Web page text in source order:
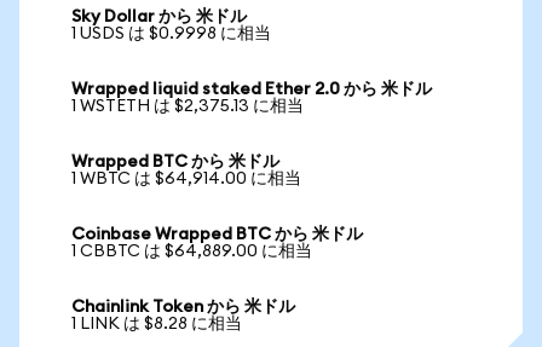
Sky Dollar から 米ドル
1 USDS は $0.9998 に相当
Wrapped liquid staked Ether 2.0 から 米ドル
1 WSTETH は $2,375.13 に相当
Wrapped BTC から 米ドル
1 WBTC は $64,914.00 に相当
Coinbase Wrapped BTC から 米ドル
1 CBBTC は $64,889.00 に相当
Chainlink Token から 米ドル
1 LINK は $8.28 に相当